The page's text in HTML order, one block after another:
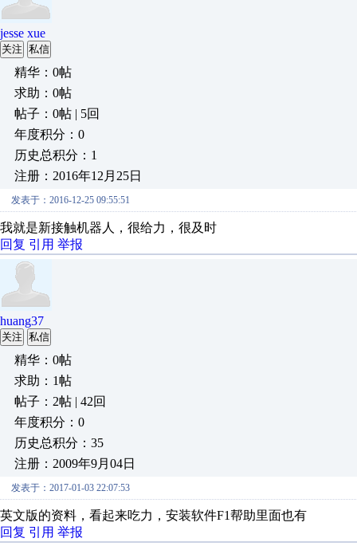
jesse xue
关注 私信
精华：0帖
求助：0帖
帖子：0帖 | 5回
年度积分：0
历史总积分：1
注册：2016年12月25日
发表于：2016-12-25 09:55:51
我就是新接触机器人，很给力，很及时
回复 引用 举报
huang37
关注 私信
精华：0帖
求助：1帖
帖子：2帖 | 42回
年度积分：0
历史总积分：35
注册：2009年9月04日
发表于：2017-01-03 22:07:53
英文版的资料，看起来吃力，安装软件F1帮助里面也有
回复 引用 举报